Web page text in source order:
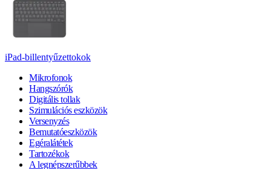
iPad-billentyűzettokok
Mikrofonok
Hangszórók
Digitális tollak
Szimulációs eszközök
Versenyzés
Bemutatóeszközök
Egéralátétek
Tartozékok
A legnépszerűbbek